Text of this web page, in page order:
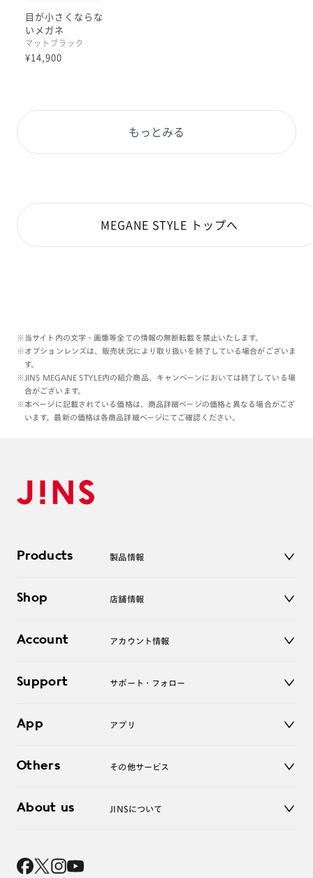
目が小さくならな
いメガネ
マットブラック
¥14,900
もっとみる
MEGANE STYLE トップへ
※当サイト内の文字・画像等全ての情報の無断転載を禁止いたします。
※オプションレンズは、販売状況により取り扱いを終了している場合がございま
す。
※JINS MEGANE STYLE内の紹介商品、キャンペーンにおいては終了している場
合がございます。
※本ページに記載されている価格は、商品詳細ページの価格と異なる場合がござ
います。最新の価格は各商品詳細ページにてご確認ください。
Products 製品情報
サングラス
コンタクトレンズ
アクセサリー
Shop 店舗情報
オンラインショップ
Account アカウント情報
ログアウト
Support サポート・フォロー
よくあるご質問
お問い合わせ
App アプリ
Others その他サービス
レンズ交換
About us JINSについて
採用情報